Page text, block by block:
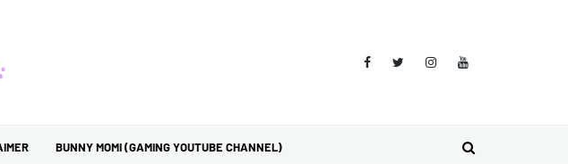
BUNNY MOMI (GAMING YOUTUBE CHANNEL)